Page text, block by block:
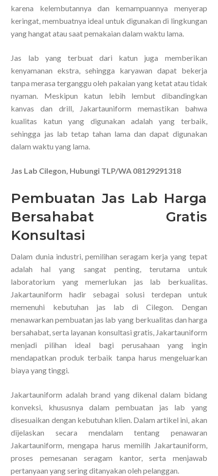
karena kelembutannya dan kemampuannya menyerap
keringat, membuatnya ideal untuk digunakan di lingkungan
yang hangat atau saat pemakaian dalam waktu lama.
Jas lab yang terbuat dari katun juga memberikan
kenyamanan ekstra, sehingga karyawan dapat bekerja
tanpa merasa terganggu oleh pakaian yang ketat atau tidak
nyaman. Meskipun katun lebih lembut dibandingkan
kanvas dan drill, Jakartauniform memastikan bahwa
kualitas katun yang digunakan adalah yang terbaik,
sehingga jas lab tetap tahan lama dan dapat digunakan
dalam waktu yang lama.
Jas Lab Cilegon, Hubungi TLP/WA 08129291318
Pembuatan Jas Lab Harga
Bersahabat Gratis
Konsultasi
Dalam dunia industri, pemilihan seragam kerja yang tepat
adalah hal yang sangat penting, terutama untuk
laboratorium yang memerlukan jas lab berkualitas.
Jakartauniform hadir sebagai solusi terdepan untuk
memenuhi kebutuhan jas lab di Cilegon. Dengan
menawarkan pembuatan jas lab yang berkualitas dan harga
bersahabat, serta layanan konsultasi gratis, Jakartauniform
menjadi pilihan ideal bagi perusahaan yang ingin
mendapatkan produk terbaik tanpa harus mengeluarkan
biaya yang tinggi.
Jakartauniform adalah brand yang dikenal dalam bidang
konveksi, khususnya dalam pembuatan jas lab yang
disesuaikan dengan kebutuhan klien. Dalam artikel ini, akan
dijelaskan secara mendalam tentang penawaran
Jakartauniform, mengapa harus memilih Jakartauniform,
proses pemesanan seragam kantor, serta menjawab
pertanyaan yang sering ditanyakan oleh pelanggan.